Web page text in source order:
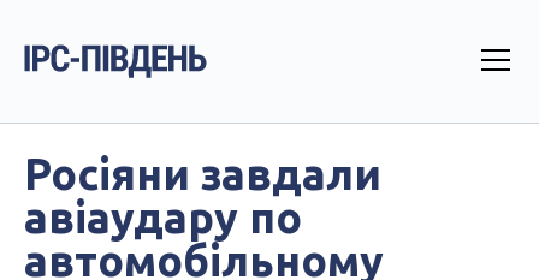
Росіяни завдали
авіаудару по
автомобільному